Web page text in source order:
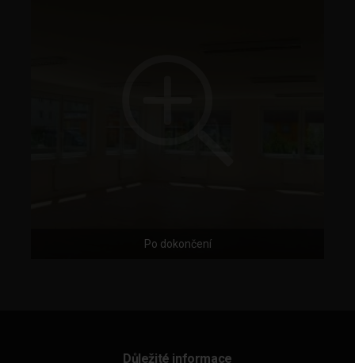
Po dokončení
Důležité informace